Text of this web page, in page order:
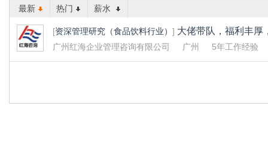
最新 热门 薪水
[资深管理研究（食品饮料行业） ] 大佬带队，福利丰厚
广州红海企业管理咨询有限公司 广州 5年工作经验